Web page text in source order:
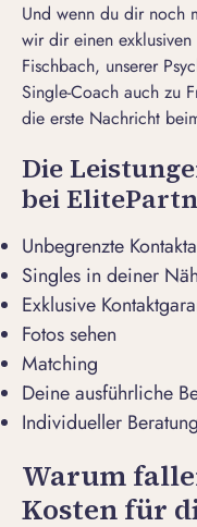
Und wenn du dir noch
wir dir einen exklusiven
Fischbach, unserer
Single-Coach auch zu
die erste Nachricht
Die
bei
Unbegrenzte
Singles in deiner
Exklusive
Fotos sehen
Matching
Deine ausführliche
Individueller
Warum
Kosten für